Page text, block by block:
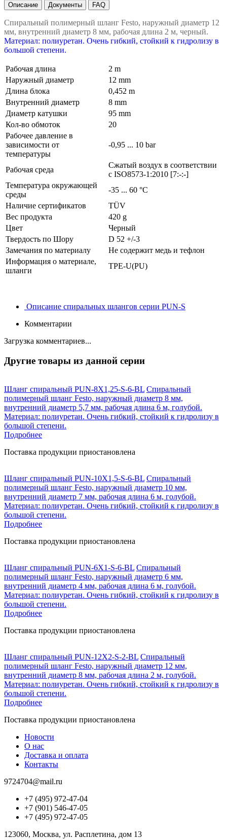
Описание Документы FAQ
Спиральный полимерный шланг Festo, наружный диаметр 12
мм, внутренний диаметр 8 мм, рабочая длина 2 м, черный.
Материал: полиуретан. Очень гибкий, стойкий к гидролизу в
большой степени.
Рабочая длина
2 m
Наружный диаметр
12 mm
Длина блока
0,452 m
Внутренний диаметр
8 mm
Диаметр катушки
95 mm
Кол-во обмоток
20
Рабочее давление в
зависимости от
температуры
-0,95 ... 10 bar
Рабочая среда
Сжатый воздух в соответствии
с ISO8573-1:2010 [7:-:-]
Температура окружающей
среды
-35 ... 60 °C
Наличие сертификатов
TÜV
Вес продукта
420 g
Цвет
Черный
Твердость по Шору
D 52 +/-3
Замечания по материалу
Не содержит медь и тефлон
Информация о материале,
шланги
TPE-U(PU)
Описание спиральных шлангов серии PUN-S
Комментарии
Загрузка комментариев...
Другие товары из данной серии
Шланг спиральный PUN-8X1,25-S-6-BL Спиральный
полимерный шланг Festo, наружный диаметр 8 мм,
внутренний диаметр 5,7 мм, рабочая длина 6 м, голубой.
Материал: полиуретан. Очень гибкий, стойкий к гидролизу в
большой степени.
Подробнее
Поставка продукции приостановлена
Шланг спиральный PUN-10X1,5-S-6-BL Спиральный
полимерный шланг Festo, наружный диаметр 10 мм,
внутренний диаметр 7 мм, рабочая длина 6 м, голубой.
Материал: полиуретан. Очень гибкий, стойкий к гидролизу в
большой степени.
Подробнее
Поставка продукции приостановлена
Шланг спиральный PUN-6X1-S-6-BL Спиральный
полимерный шланг Festo, наружный диаметр 6 мм,
внутренний диаметр 4 мм, рабочая длина 6 м, голубой.
Материал: полиуретан. Очень гибкий, стойкий к гидролизу в
большой степени.
Подробнее
Поставка продукции приостановлена
Шланг спиральный PUN-12X2-S-2-BL Спиральный
полимерный шланг Festo, наружный диаметр 12 мм,
внутренний диаметр 8 мм, рабочая длина 2 м, голубой.
Материал: полиуретан. Очень гибкий, стойкий к гидролизу в
большой степени.
Подробнее
Поставка продукции приостановлена
Новости
О нас
Доставка и оплата
Контакты
9724704@mail.ru
+7 (495) 972-47-04
+7 (901) 546-47-05
+7 (495) 972-47-05
123060, Москва, ул. Расплетина, дом 13